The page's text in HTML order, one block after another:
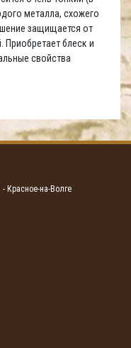
металла, схожего
защищается от
Приобретает блеск и
свойства
Красное-на-Волге